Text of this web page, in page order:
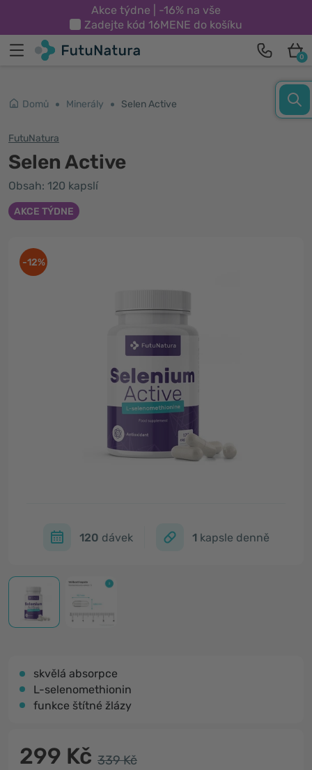
Akce týdne | -16% na vše
Zadejte kód 16MENE do košíku
0
Domů Minerály Selen Active
FutuNatura
Selen Active
Obsah: 120 kapslí
AKCE TÝDNE
-12%
120 dávek 1 kapsle denně
skvělá absorpce
L-selenomethionin
funkce štítné žlázy
299 Kč 339 Kč